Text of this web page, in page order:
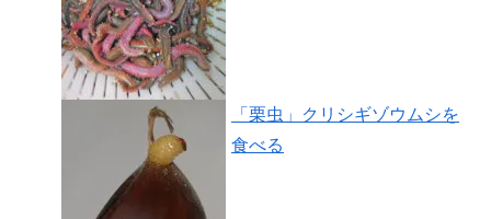
「栗虫」クリシギゾウムシを
食べる